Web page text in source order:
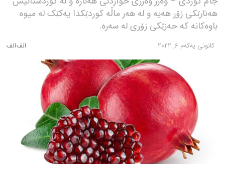
هەنارێکی زۆر هەیە و لە هەر ماڵە کوردێکدا یەکێک لە میوە
باوەکانە کە حەزێکی زۆری لە سەرە.
كانونی یه‌كه‌م 6, 2022